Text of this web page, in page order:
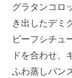
グラタンコロ
き出したデミ
ビーフシチュ
ドを合わせ、
ふわ蒸しバン